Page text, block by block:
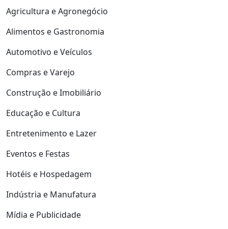
Agricultura e Agronegócio
Alimentos e Gastronomia
Automotivo e Veículos
Compras e Varejo
Construção e Imobiliário
Educação e Cultura
Entretenimento e Lazer
Eventos e Festas
Hotéis e Hospedagem
Indústria e Manufatura
Mídia e Publicidade